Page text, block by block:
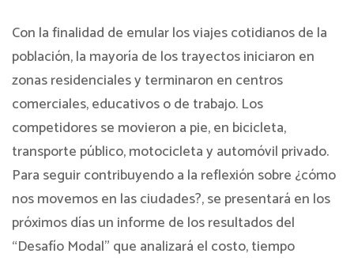
Con la finalidad de emular los viajes cotidianos de la
población, la mayoría de los trayectos iniciaron en
zonas residenciales y terminaron en centros
comerciales, educativos o de trabajo. Los
competidores se movieron a pie, en bicicleta,
transporte público, motocicleta y automóvil privado.
Para seguir contribuyendo a la reflexión sobre ¿cómo
nos movemos en las ciudades?, se presentará en los
próximos días un informe de los resultados del
“Desafío Modal” que analizará el costo, tiempo